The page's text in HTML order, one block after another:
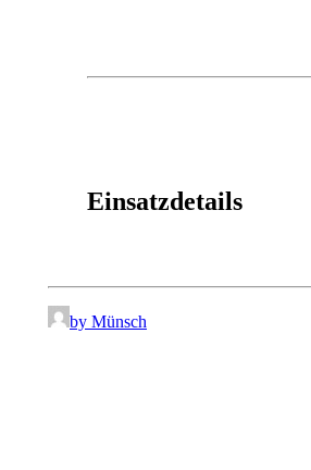
Einsatzdetails
by Münsch